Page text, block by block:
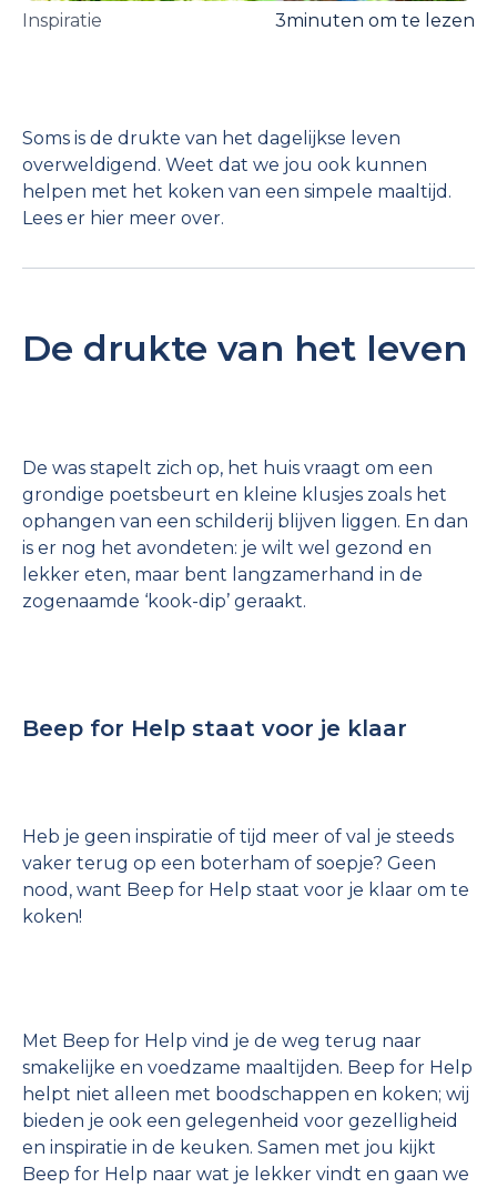
Inspiratie 3minuten om te lezen
Soms is de drukte van het dagelijkse leven
overweldigend. Weet dat we jou ook kunnen
helpen met het koken van een simpele maaltijd.
Lees er hier meer over.
De drukte van het leven
De was stapelt zich op, het huis vraagt om een
grondige poetsbeurt en kleine klusjes zoals het
ophangen van een schilderij blijven liggen. En dan
is er nog het avondeten: je wilt wel gezond en
lekker eten, maar bent langzamerhand in de
zogenaamde ‘kook-dip’ geraakt.
Beep for Help staat voor je klaar
Heb je geen inspiratie of tijd meer of val je steeds
vaker terug op een boterham of soepje? Geen
nood, want Beep for Help staat voor je klaar om te
koken!
Met Beep for Help vind je de weg terug naar
smakelijke en voedzame maaltijden. Beep for Help
helpt niet alleen met boodschappen en koken; wij
bieden je ook een gelegenheid voor gezelligheid
en inspiratie in de keuken. Samen met jou kijkt
Beep for Help naar wat je lekker vindt en gaan we